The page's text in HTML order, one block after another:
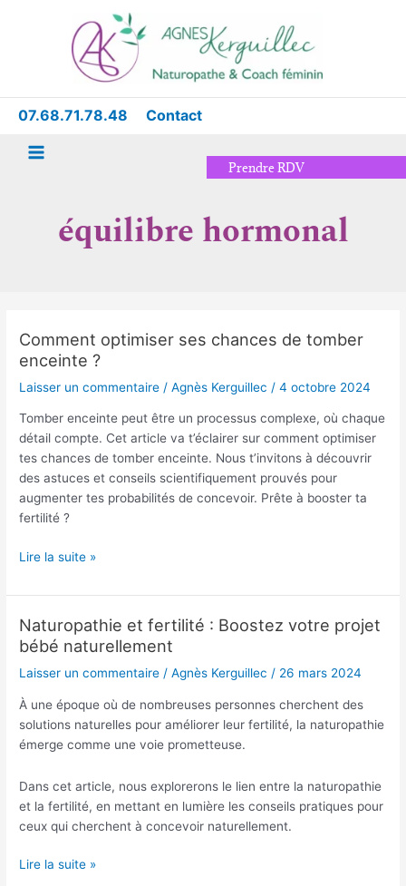
07.68.71.78.48 Contact
Menu
Prendre RDV
équilibre hormonal
Comment optimiser ses chances de tomber
enceinte ?
Laisser un commentaire /Agnès Kerguillec /4 octobre 2024
Tomber enceinte peut être un processus complexe, où chaque
détail compte. Cet article va t’éclairer sur comment optimiser
tes chances de tomber enceinte. Nous t’invitons à découvrir
des astuces et conseils scientifiquement prouvés pour
augmenter tes probabilités de concevoir. Prête à booster ta
fertilité ?
Comment
optimiser
de
tomber
enceinte
?
Lire la suite »
Naturopathie et fertilité : Boostez votre projet
bébé naturellement
Laisser un commentaire /Agnès Kerguillec / 26 mars 2024
À une époque où de nombreuses personnes cherchent des
solutions naturelles pour améliorer leur fertilité, la naturopathie
émerge comme une voie prometteuse.
Dans cet article, nous explorerons le lien entre la naturopathie
et la fertilité, en mettant en lumière les conseils pratiques pour
ceux qui cherchent à concevoir naturellement.
Naturopathie
et
Boostez
votre
projet
naturellement
Lire la suite »